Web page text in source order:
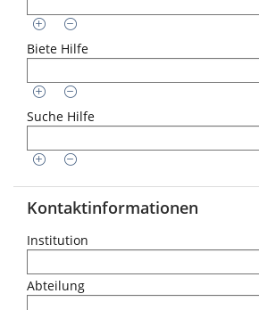
Biete Hilfe
Suche Hilfe
Kontaktinformationen
Institution
Abteilung